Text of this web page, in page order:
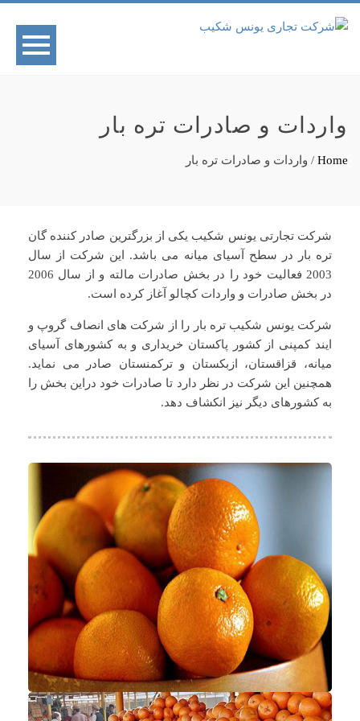
واردات و صادرات تره بار
Home
/ واردات و صادرات تره بار
شرکت تجارتی یونس شکیب یکی از بزرگترین صادر کننده گان
تره بار در سطح آسیای میانه می باشد. این شرکت از سال
2003 فعالیت خود را در بخش صادرات مالته و از سال 2006
در بخش صادرات و واردات کچالو آغاز کرده است.
شرکت یونس شکیب تره بار را از شرکت های انصاف گروپ و
ایند کمپنی از کشور پاکستان خریداری و به کشورهای آسیای
میانه، قزاقستان، ازبکستان و ترکمنستان صادر می نماید.
همچنین این شرکت در نظر دارد تا صادرات خود دراین بخش را
به کشورهای دیگر نیز انکشاف دهد.